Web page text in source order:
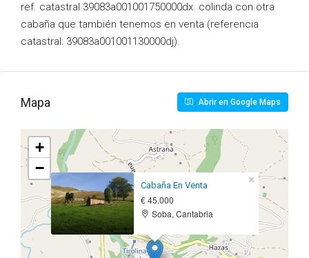
ref. catastral 39083a001001750000dx. colinda con otra
cabaña que también tenemos en venta (referencia
catastral: 39083a001001130000dj).
Mapa Abrir en Google Maps
Cabaña En Venta
€ 45.000
Soba, Cantabria
×
+
−